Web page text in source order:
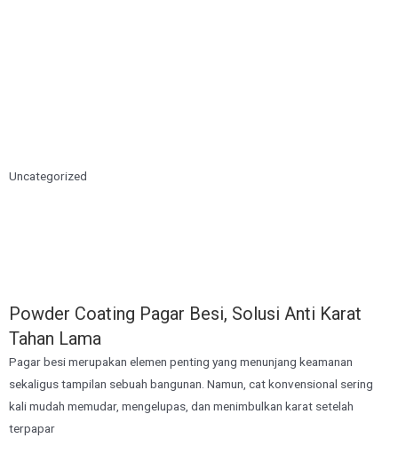
Uncategorized
Powder Coating Pagar Besi, Solusi Anti Karat
Tahan Lama
Pagar besi merupakan elemen penting yang menunjang keamanan
sekaligus tampilan sebuah bangunan. Namun, cat konvensional sering
kali mudah memudar, mengelupas, dan menimbulkan karat setelah
terpapar